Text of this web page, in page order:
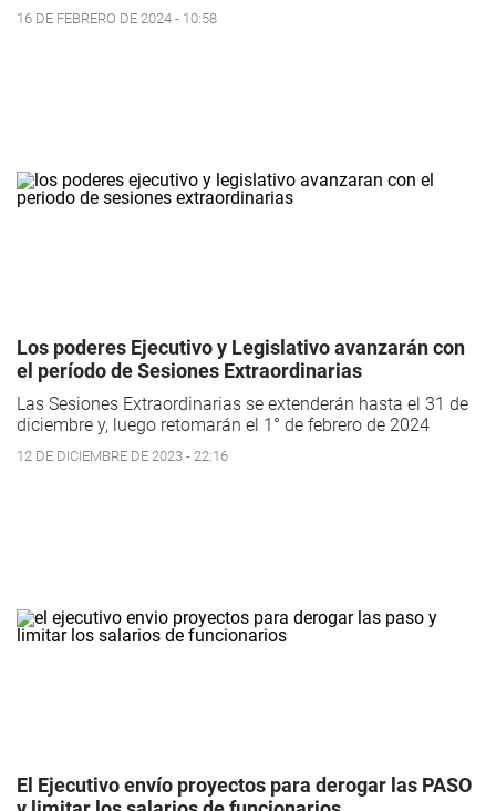
16 DE FEBRERO DE 2024 - 10:58
Los poderes Ejecutivo y Legislativo avanzarán con
el período de Sesiones Extraordinarias
Las Sesiones Extraordinarias se extenderán hasta el 31 de
diciembre y, luego retomarán el 1° de febrero de 2024
12 DE DICIEMBRE DE 2023 - 22:16
El Ejecutivo envío proyectos para derogar las PASO